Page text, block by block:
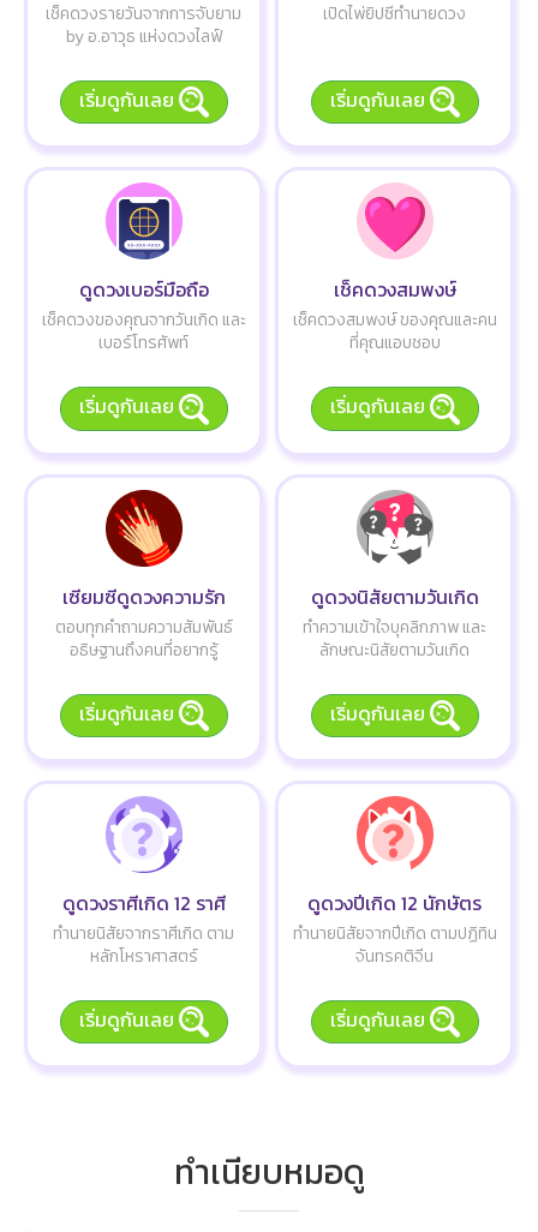
เช็คดวงรายวันจากการจับยาม
by อ.อาวุธ แห่งดวงไลฟ์
เริ่มดูกันเลย
เปิดไพ่ยิปซีทำนายดวง
เริ่มดูกันเลย
ดูดวงเบอร์มือถือ
เช็คดวงของคุณจากวันเกิด และ
เบอร์โทรศัพท์
เริ่มดูกันเลย
เช็คดวงสมพงษ์
เช็คดวงสมพงษ์ ของคุณและคน
ที่คุณแอบชอบ
เริ่มดูกันเลย
เซียมซีดูดวงความรัก
ตอบทุกคำถามความสัมพันธ์
อธิษฐานถึงคนที่อยากรู้
เริ่มดูกันเลย
ดูดวงนิสัยตามวันเกิด
ทำความเข้าใจบุคลิกภาพ และ
ลักษณะนิสัยตามวันเกิด
เริ่มดูกันเลย
ดูดวงราศีเกิด 12 ราศี
ทำนายนิสัยจากราศีเกิด ตาม
หลักโหราศาสตร์
เริ่มดูกันเลย
ดูดวงปีเกิด 12 นักษัตร
ทำนายนิสัยจากปีเกิด ตามปฏิทิน
จันทรคติจีน
เริ่มดูกันเลย
ทำเนียบหมอดู